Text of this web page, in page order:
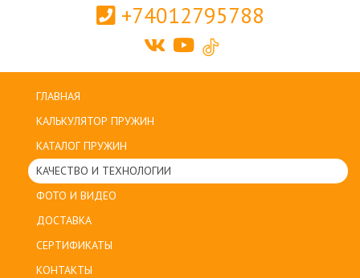
+74012795788
ГЛАВНАЯ
КАЛЬКУЛЯТОР ПРУЖИН
КАТАЛОГ ПРУЖИН
КАЧЕСТВО И ТЕХНОЛОГИИ
ФОТО И ВИДЕО
ДОСТАВКА
СЕРТИФИКАТЫ
КОНТАКТЫ